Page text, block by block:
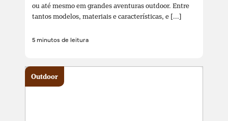
ou até mesmo em grandes aventuras outdoor. Entre
tantos modelos, materiais e características, e [...]
5 minutos de leitura
Outdoor